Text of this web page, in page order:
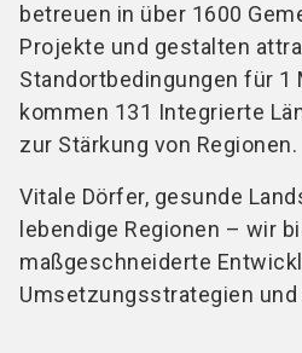
betreuen in über 1600
Projekte und gestalten
Standortbedingungen für 1
kommen 131 Integrierte
zur Stärkung von Regionen.
Vitale Dörfer, gesunde
lebendige Regionen – wir
maßgeschneiderte
Umsetzungsstrategien